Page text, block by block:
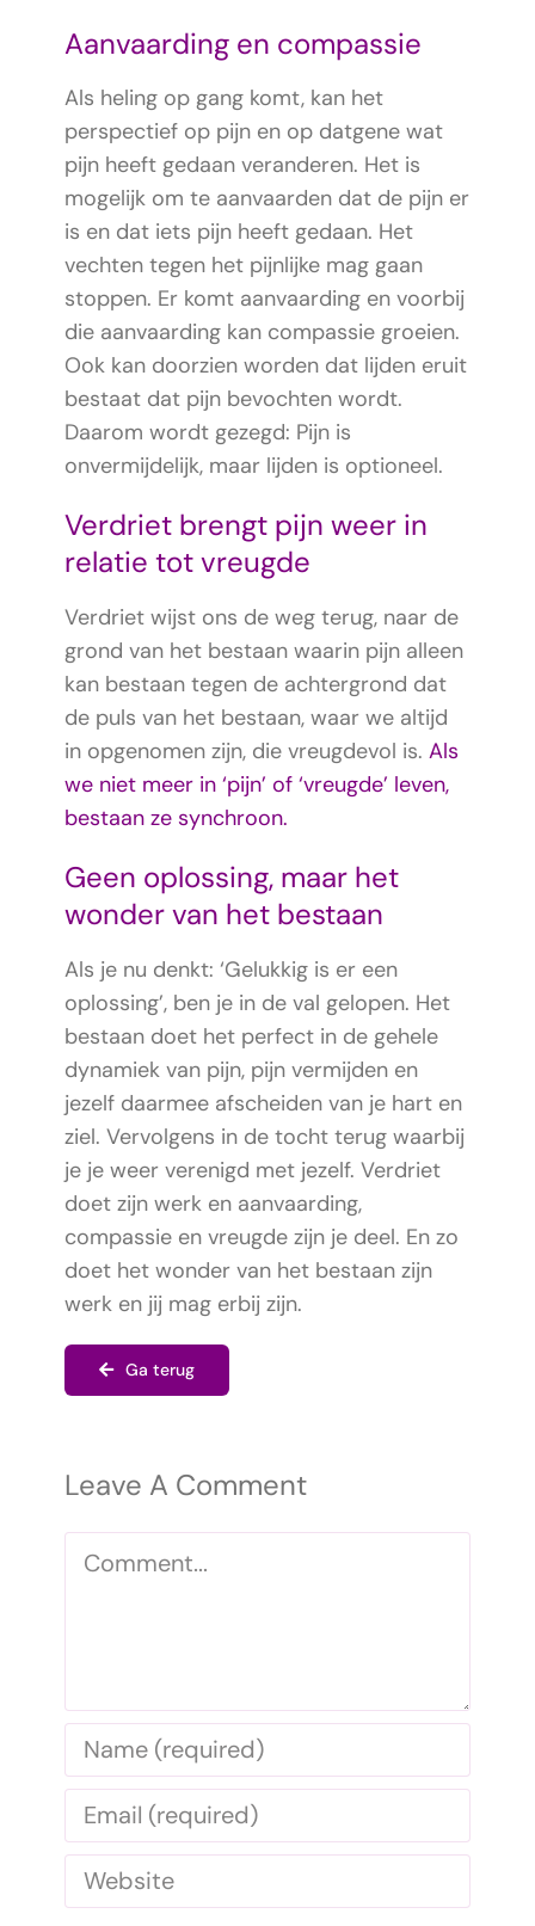
Aanvaarding en compassie
Als heling op gang komt, kan het
perspectief op pijn en op datgene wat
pijn heeft gedaan veranderen. Het is
mogelijk om te aanvaarden dat de pijn er
is en dat iets pijn heeft gedaan. Het
vechten tegen het pijnlijke mag gaan
stoppen. Er komt aanvaarding en voorbij
die aanvaarding kan compassie groeien.
Ook kan doorzien worden dat lijden eruit
bestaat dat pijn bevochten wordt.
Daarom wordt gezegd: Pijn is
onvermijdelijk, maar lijden is optioneel.
Verdriet brengt pijn weer in
relatie tot vreugde
Verdriet wijst ons de weg terug, naar de
grond van het bestaan waarin pijn alleen
kan bestaan tegen de achtergrond dat
de puls van het bestaan, waar we altijd
in opgenomen zijn, die vreugdevol is.Als
we niet meer in ‘pijn’ of ‘vreugde’ leven,
bestaan ze synchroon.
Geen oplossing, maar het
wonder van het bestaan
Als je nu denkt: ‘Gelukkig is er een
oplossing’, ben je in de val gelopen. Het
bestaan doet het perfect in de gehele
dynamiek van pijn, pijn vermijden en
jezelf daarmee afscheiden van je hart en
ziel. Vervolgens in de tocht terug waarbij
je je weer verenigd met jezelf. Verdriet
doet zijn werk en aanvaarding,
compassie en vreugde zijn je deel. En zo
doet het wonder van het bestaan zijn
werk en jij mag erbij zijn.
Ga terug
Leave A Comment
Comment